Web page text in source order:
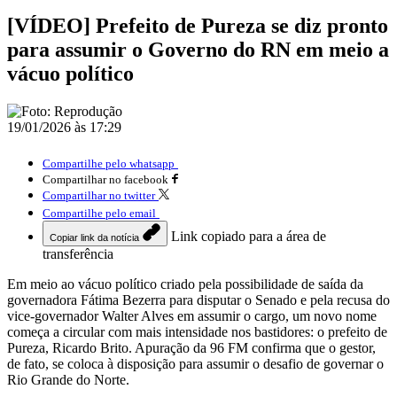
[VÍDEO] Prefeito de Pureza se diz pronto
para assumir o Governo do RN em meio a
vácuo político
19/01/2026 às 17:29
Compartilhe pelo whatsapp
Compartilhar no facebook
Compartilhar no twitter
Compartilhe pelo email
Copiar link da notícia
Link copiado para a área de
transferência
Em meio ao vácuo político criado pela possibilidade de saída da
governadora Fátima Bezerra para disputar o Senado e pela recusa do
vice-governador Walter Alves em assumir o cargo, um novo nome
começa a circular com mais intensidade nos bastidores: o prefeito de
Pureza, Ricardo Brito. Apuração da 96 FM confirma que o gestor,
de fato, se coloca à disposição para assumir o desafio de governar o
Rio Grande do Norte.